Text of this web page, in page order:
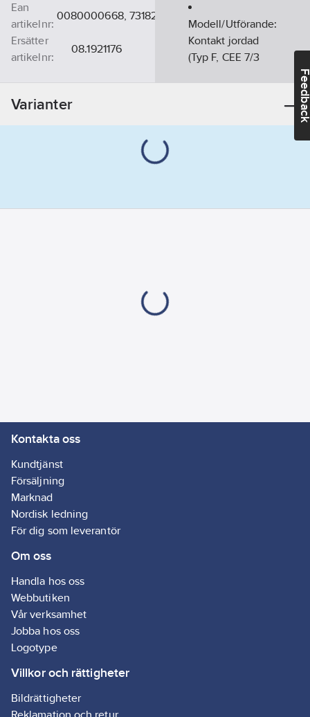
Ean
artikelnr:
0080000668, 7318270006688
Ersätter
artikelnr:
08.1921176
Modell/Utförande:
Kontakt jordad
(Typ F, CEE 7/3
(IP):IP20
Varianter
Kontakta oss
Kundtjänst
Försäljning
Marknad
Nordisk ledning
För dig som leverantör
Om oss
Handla hos oss
Webbutiken
Vår verksamhet
Jobba hos oss
Logotype
Villkor och rättigheter
Bildrättigheter